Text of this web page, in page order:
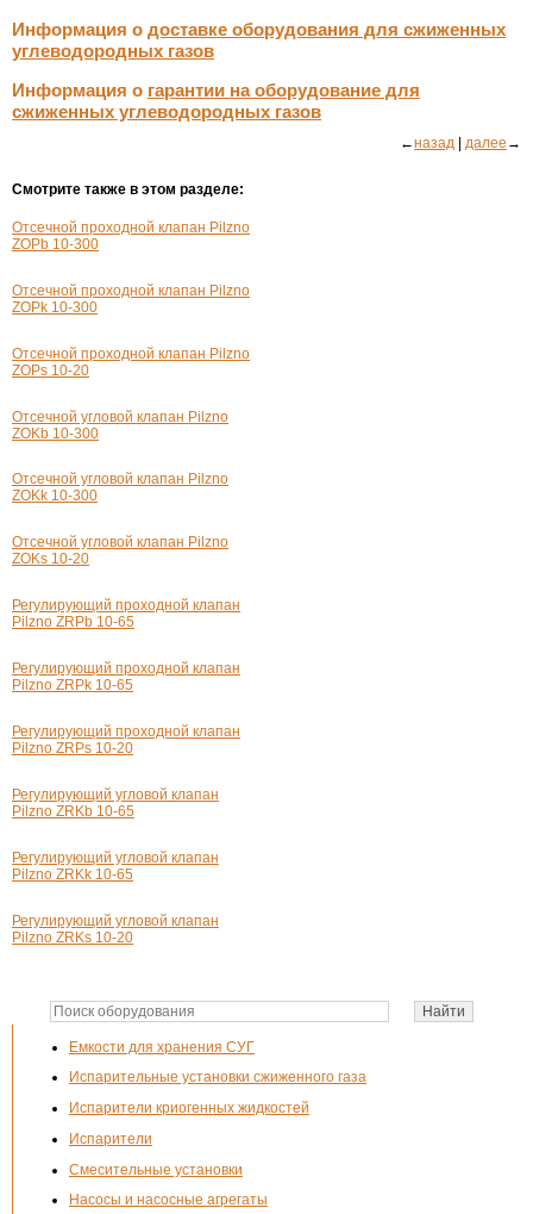
Емкости для хранения СУГ
Испарительные установки сжиженного газа
Испарители криогенных жидкостей
Испарители
Смесительные установки
Насосы и насосные агрегаты
Информация о доставке оборудования для сжиженных
углеводородных газов
Информация о гарантии на оборудование для
сжиженных углеводородных газов
←назад | далее →
Смотрите также в этом разделе:
Отсечной проходной клапан Pilzno
ZOPb 10-300
Отсечной проходной клапан Pilzno
ZOPk 10-300
Отсечной проходной клапан Pilzno
ZOPs 10-20
Отсечной угловой клапан Pilzno
ZOKb 10-300
Отсечной угловой клапан Pilzno
ZOKk 10-300
Отсечной угловой клапан Pilzno
ZOKs 10-20
Регулирующий проходной клапан
Pilzno ZRPb 10-65
Регулирующий проходной клапан
Pilzno ZRPk 10-65
Регулирующий проходной клапан
Pilzno ZRPs 10-20
Регулирующий угловой клапан
Pilzno ZRKb 10-65
Регулирующий угловой клапан
Pilzno ZRKk 10-65
Регулирующий угловой клапан
Pilzno ZRKs 10-20